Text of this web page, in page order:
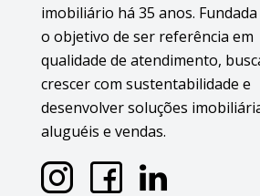
imobiliário há 35 anos. Fundada
o objetivo de ser referência em
qualidade de atendimento,
crescer com sustentabilidade e
desenvolver soluções
aluguéis e vendas.